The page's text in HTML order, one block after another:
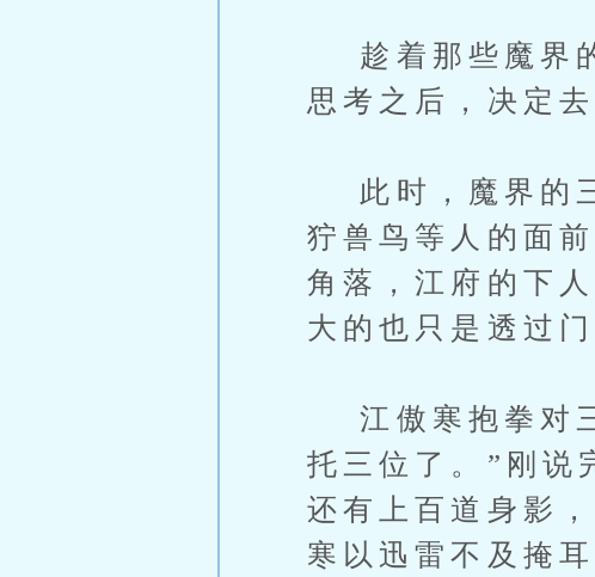
趁着那些魔界的
思考之后，决定
此时，魔界的三
狞兽鸟等人的面
角落，江府的下
大的也只是透过
江傲寒抱拳对
托三位了。”刚说
还有上百道身影
寒以迅雷不及掩